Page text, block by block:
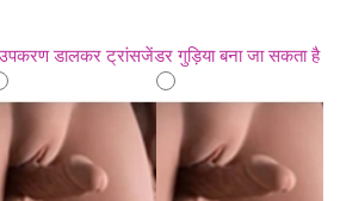
उपकरण डालकर ट्रांसजेंडर गुड़िया बना जा सकता है